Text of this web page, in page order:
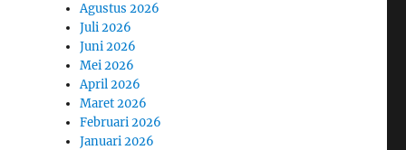
Agustus 2026
Juli 2026
Juni 2026
Mei 2026
April 2026
Maret 2026
Februari 2026
Januari 2026